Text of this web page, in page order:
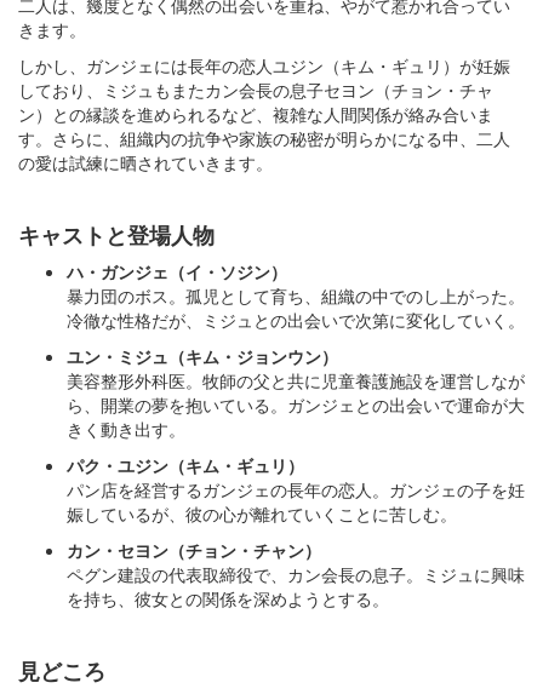
二人は、幾度となく偶然の出会いを重ね、やがて惹かれ合ってい
きます。
しかし、ガンジェには長年の恋人ユジン（キム・ギュリ）が妊娠
しており、ミジュもまたカン会長の息子セヨン（チョン・チャ
ン）との縁談を進められるなど、複雑な人間関係が絡み合いま
す。さらに、組織内の抗争や家族の秘密が明らかになる中、二人
の愛は試練に晒されていきます。
キャストと登場人物
ハ・ガンジェ（イ・ソジン）
暴力団のボス。孤児として育ち、組織の中でのし上がった。
冷徹な性格だが、ミジュとの出会いで次第に変化していく。
ユン・ミジュ（キム・ジョンウン）
美容整形外科医。牧師の父と共に児童養護施設を運営しなが
ら、開業の夢を抱いている。ガンジェとの出会いで運命が大
きく動き出す。
パク・ユジン（キム・ギュリ）
パン店を経営するガンジェの長年の恋人。ガンジェの子を妊
娠しているが、彼の心が離れていくことに苦しむ。
カン・セヨン（チョン・チャン）
ペグン建設の代表取締役で、カン会長の息子。ミジュに興味
を持ち、彼女との関係を深めようとする。
見どころ